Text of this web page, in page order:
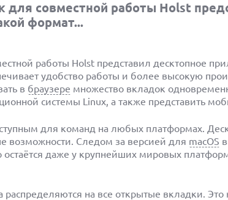
для совместной работы Holst
формат...
работы Holst представил десктопное
удобство работы и более высокую
в браузере множество вкладок
системы Linux, а также представить
для команд на любых платформах.
возможности. Следом за версией для macOS
даже у крупнейших мировых
распределяются на все открытые вкладки.